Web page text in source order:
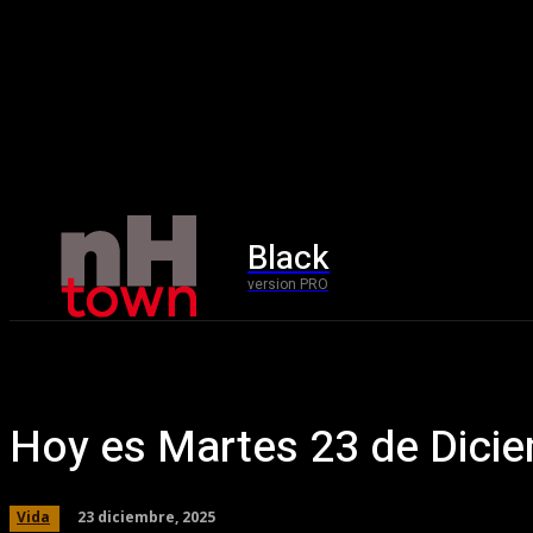
Black
version PRO
Hoy es Martes 23 de
Vida 23 diciembre, 2025